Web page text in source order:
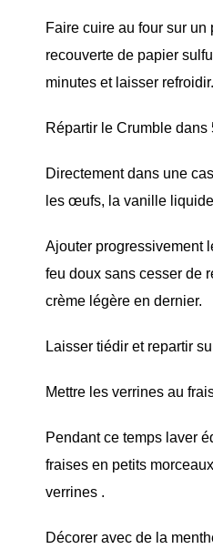
Faire cuire au four sur
recouverte de papier
minutes et laisser refroidir.
Répartir le Crumble dans
Directement dans une
les œufs, la vanille
Ajouter progressivement
feu doux sans cesser de
crème légère en dernier.
Laisser tiédir et repartir
Mettre les verrines au
Pendant ce temps laver
fraises en petits
verrines .
Décorer avec de la